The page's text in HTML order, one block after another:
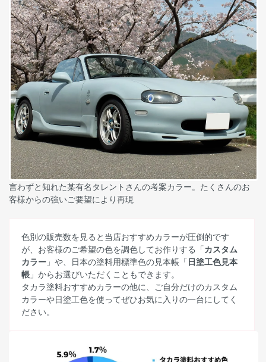
言わずと知れた某有名タレントさんの考案カラー。たくさんのお
客様からの強いご要望により再現
色別の販売数を見ると当店おすすめカラーが圧倒的です
が、お客様のご希望の色を調色してお作りする「 カスタム
カラー 」や、日本の塗料用標準色の見本帳「 日塗工色見本
帳 」からお選びいただくこともできます。
タカラ塗料おすすめカラーの他に、ご自分だけのカスタム
カラーや日塗工色を使ってぜひお気に入りの一台にしてく
ださい。